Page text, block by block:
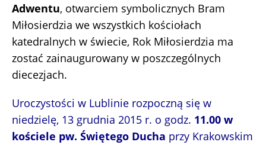
Adwentu, otwarciem symbolicznych Bram
Miłosierdzia we wszystkich kościołach
katedralnych w świecie, Rok Miłosierdzia ma
zostać zainaugurowany w poszczególnych
diecezjach.
Uroczystości w Lublinie rozpoczną się w
niedzielę, 13 grudnia 2015 r. o godz. 11.00 w
kościele pw. Świętego Ducha przy Krakowskim